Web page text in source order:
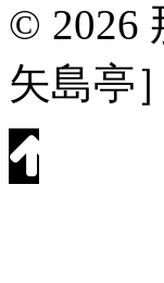
© 2026
矢島亭